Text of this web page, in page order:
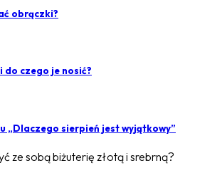
obrączki?
do czego je nosić?
„Dlaczego sierpień jest wyjątkowy”